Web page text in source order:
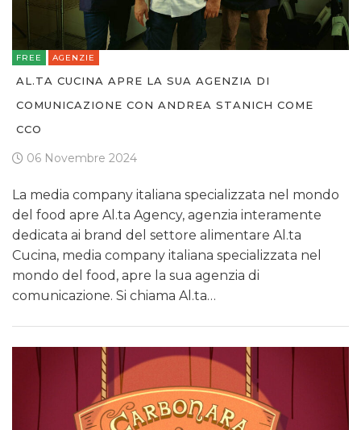
FREE AGENZIE
AL.TA CUCINA APRE LA SUA AGENZIA DI
COMUNICAZIONE CON ANDREA STANICH COME
CCO
06 Novembre 2024
La media company italiana specializzata nel mondo
del food apre Al.ta Agency, agenzia interamente
dedicata ai brand del settore alimentare Al.ta
Cucina, media company italiana specializzata nel
mondo del food, apre la sua agenzia di
comunicazione. Si chiama Al.ta…